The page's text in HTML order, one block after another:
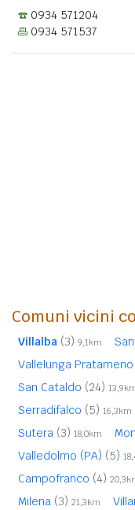
0934 571204
0934 571537
Comuni vicini
Villalba (3) 9,1km
Vallelunga Pratameno
San Cataldo (24)
Serradifalco (5) 16,3km
Sutera (3) 18,0km
Valledolmo (PA) (5)
Campofranco (4)
Milena (3) 21,3km